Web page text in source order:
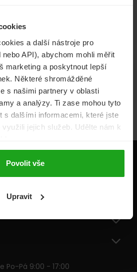
a další nástroje pro
API), abychom mohli měřit
marketing a poskytnout lepší
Některé shromážděné
s našimi partnery v oblasti
a analýzy. Ti zase mohou tyto
s dalšími informacemi, které jste
jejich služeb. Udělte nám k
Povolit vše
Upravit
Energie
Po-Pá 9:00 - 17:00